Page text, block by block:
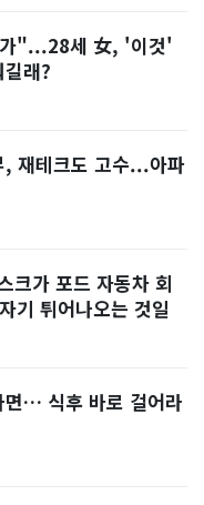
"...28세 女, '이것'
래?
재테크도 고수...아파
크가 포드 자동차 회
기 튀어나오는 것일
면… 식후 바로 걸어라